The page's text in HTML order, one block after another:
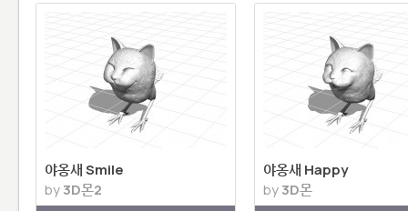
야옹새 Smile
by3D몬2
야옹새 Happy
by3D몬